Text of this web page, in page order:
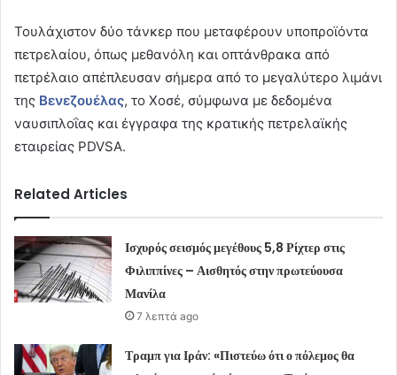
Τουλάχιστον δύο τάνκερ που μεταφέρουν υποπροϊόντα
πετρελαίου, όπως μεθανόλη και οπτάνθρακα από
πετρέλαιο απέπλευσαν σήμερα από το μεγαλύτερο λιμάνι
της Βενεζουέλας, το Χοσέ, σύμφωνα με δεδομένα
ναυσιπλοΐας και έγγραφα της κρατικής πετρελαϊκής
εταιρείας PDVSA.
Related Articles
Ισχυρός σεισμός μεγέθους 5,8 Ρίχτερ στις
Φιλιππίνες – Αισθητός στην πρωτεύουσα
Μανίλα
7 λεπτά ago
Τραμπ για Ιράν: «Πιστεύω ότι ο πόλεμος θα